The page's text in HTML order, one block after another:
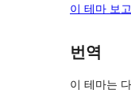
이 테마 보고
번역
이 테마는